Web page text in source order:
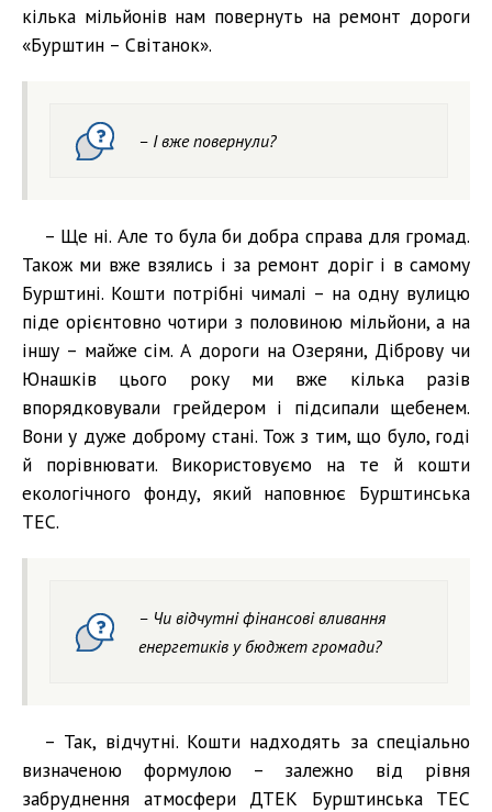
кілька мільйонів нам повернуть на ремонт дороги
«Бурштин – Світанок».
– І вже повернули?
– Ще ні. Але то була би добра справа для громад.
Також ми вже взялись і за ремонт доріг і в самому
Бурштині. Кошти потрібні чималі – на одну вулицю
піде орієнтовно чотири з половиною мільйони, а на
іншу – майже сім. А дороги на Озеряни, Діброву чи
Юнашків цього року ми вже кілька разів
впорядковували грейдером і підсипали щебенем.
Вони у дуже доброму стані. Тож з тим, що було, годі
й порівнювати. Використовуємо на те й кошти
екологічного фонду, який наповнює Бурштинська
ТЕС.
– Чи відчутні фінансові вливання
енергетиків у бюджет громади?
– Так, відчутні. Кошти надходять за спеціально
визначеною формулою – залежно від рівня
забруднення атмосфери ДТЕК Бурштинська ТЕС